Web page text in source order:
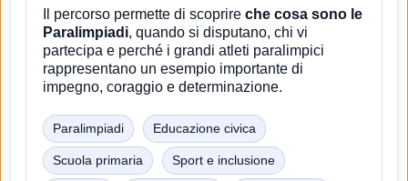
Il percorso permette di scoprire che cosa sono le
Paralimpiadi, quando si disputano, chi vi
partecipa e perché i grandi atleti paralimpici
rappresentano un esempio importante di
impegno, coraggio e determinazione.
Paralimpiadi Educazione civica
Scuola primaria Sport e inclusione